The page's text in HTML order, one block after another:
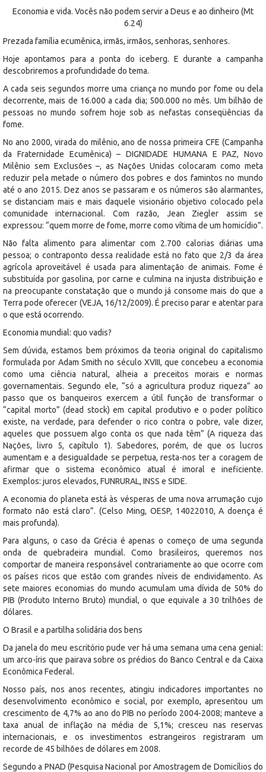
Economia e vida. Vocês não podem servir a Deus e ao dinheiro (Mt
6.24)
Prezada família ecumênica, irmãs, irmãos, senhoras, senhores.
Hoje apontamos para a ponta do iceberg. E durante a campanha
descobriremos a profundidade do tema.
A cada seis segundos morre uma criança no mundo por fome ou dela
decorrente, mais de 16.000 a cada dia; 500.000 no mês. Um bilhão de
pessoas no mundo sofrem hoje sob as nefastas conseqüências da
fome.
No ano 2000, virada do milênio, ano de nossa primeira CFE (Campanha
da Fraternidade Ecumênica) – DIGNIDADE HUMANA E PAZ, Novo
Milênio sem Exclusões –, as Nações Unidas colocaram como meta
reduzir pela metade o número dos pobres e dos famintos no mundo
até o ano 2015. Dez anos se passaram e os números são alarmantes,
se distanciam mais e mais daquele visionário objetivo colocado pela
comunidade internacional. Com razão, Jean Ziegler assim se
expressou: “quem morre de fome, morre como vítima de um homicídio”.
Não falta alimento para alimentar com 2.700 calorias diárias uma
pessoa; o contraponto dessa realidade está no fato que 2/3 da área
agrícola aproveitável é usada para alimentação de animais. Fome é
substituída por gasolina, por carne e culmina na injusta distribuição e
na preocupante constatação que o mundo já consome mais do que a
Terra pode oferecer (VEJA, 16/12/2009). É preciso parar e atentar para
o que está ocorrendo.
Economia mundial: quo vadis?
Sem dúvida, estamos bem próximos da teoria original do capitalismo
formulada por Adam Smith no século XVIII, que concebeu a economia
como uma ciência natural, alheia a preceitos morais e normas
governamentais. Segundo ele, “só a agricultura produz riqueza” ao
passo que os banqueiros exercem a útil função de transformar o
“capital morto” (dead stock) em capital produtivo e o poder político
existe, na verdade, para defender o rico contra o pobre, vale dizer,
aqueles que possuem algo conta os que nada têm” (A riqueza das
Nações, livro 5, capítulo 1). Sabedores, porém, de que os lucros
aumentam e a desigualdade se perpetua, resta-nos ter a coragem de
afirmar que o sistema econômico atual é imoral e ineficiente.
Exemplos: juros elevados, FUNRURAL, INSS e SIDE.
A economia do planeta está às vésperas de uma nova arrumação cujo
formato não está claro”. (Celso Ming, OESP, 14022010, A doença é
mais profunda).
Para alguns, o caso da Grécia é apenas o começo de uma segunda
onda de quebradeira mundial. Como brasileiros, queremos nos
comportar de maneira responsável contrariamente ao que ocorre com
os países ricos que estão com grandes níveis de endividamento. As
sete maiores economias do mundo acumulam uma dívida de 50% do
PIB (Produto Interno Bruto) mundial, o que equivale a 30 trilhões de
dólares.
O Brasil e a partilha solidária dos bens
Da janela do meu escritório pude ver há uma semana uma cena genial:
um arco-íris que pairava sobre os prédios do Banco Central e da Caixa
Econômica Federal.
Nosso país, nos anos recentes, atingiu indicadores importantes no
desenvolvimento econômico e social, por exemplo, apresentou um
crescimento de 4,7% ao ano do PIB no período 2004-2008; manteve a
taxa anual de inflação na média de 5,1%; cresceu nas reservas
internacionais, e os investimentos estrangeiros registraram um
recorde de 45 bilhões de dólares em 2008.
Segundo a PNAD (Pesquisa Nacional por Amostragem de Domicílios do